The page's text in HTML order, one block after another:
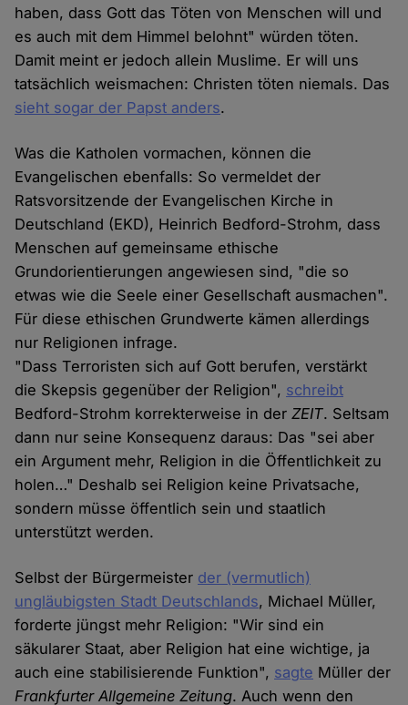
haben, dass Gott das Töten von Menschen will und
es auch mit dem Himmel belohnt" würden töten.
Damit meint er jedoch allein Muslime. Er will uns
tatsächlich weismachen: Christen töten niemals. Das
sieht sogar der Papst anders.
Was die Katholen vormachen, können die
Evangelischen ebenfalls: So vermeldet der
Ratsvorsitzende der Evangelischen Kirche in
Deutschland (EKD), Heinrich Bedford-Strohm, dass
Menschen auf gemeinsame ethische
Grundorientierungen angewiesen sind, "die so
etwas wie die Seele einer Gesellschaft ausmachen".
Für diese ethischen Grundwerte kämen allerdings
nur Religionen infrage.
"Dass Terroristen sich auf Gott berufen, verstärkt
die Skepsis gegenüber der Religion", schreibt
Bedford-Strohm korrekterweise in derZEIT. Seltsam
dann nur seine Konsequenz daraus: Das "sei aber
ein Argument mehr, Religion in die Öffentlichkeit zu
holen…" Deshalb sei Religion keine Privatsache,
sondern müsse öffentlich sein und staatlich
unterstützt werden.
Selbst der Bürgermeister der (vermutlich)
ungläubigsten Stadt Deutschlands, Michael Müller,
forderte jüngst mehr Religion: "Wir sind ein
säkularer Staat, aber Religion hat eine wichtige, ja
auch eine stabilisierende Funktion", sagte Müller der
Frankfurter Allgemeine Zeitung. Auch wenn den